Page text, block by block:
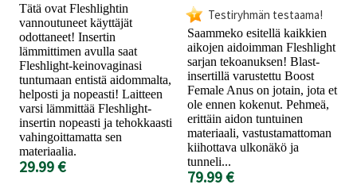
Tätä ovat Fleshlightin
vannoutuneet käyttäjät
odottaneet! Insertin
lämmittimen avulla saat
Fleshlight-keinovaginasi
tuntumaan entistä aidommalta,
helposti ja nopeasti! Laitteen
varsi lämmittää Fleshlight-
insertin nopeasti ja tehokkaasti
vahingoittamatta sen
materiaalia.
29.99 €
Testiryhmän testaama!
Saammeko esitellä kaikkien
aikojen aidoimman Fleshlight
sarjan tekoanuksen! Blast-
insertillä varustettu Boost
Female Anus on jotain, jota et
ole ennen kokenut. Pehmeä,
erittäin aidon tuntuinen
materiaali, vastustamattoman
kiihottava ulkonäkö ja
tunneli...
79.99 €